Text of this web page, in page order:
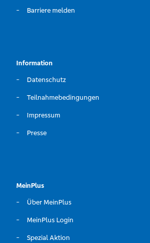
Barriere melden
Information
Datenschutz
Teilnahmebedingungen
Impressum
Presse
MeinPlus
Über MeinPlus
MeinPlus Login
Spezial Aktion